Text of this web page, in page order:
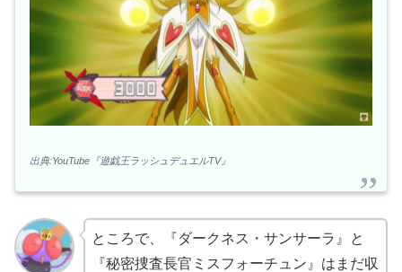
出典:YouTube『遊戯王ラッシュデュエルTV』
ところで、『ダークネス・サンサーラ』と
『秘密捜査長官ミスフォーチュン』はまだ収